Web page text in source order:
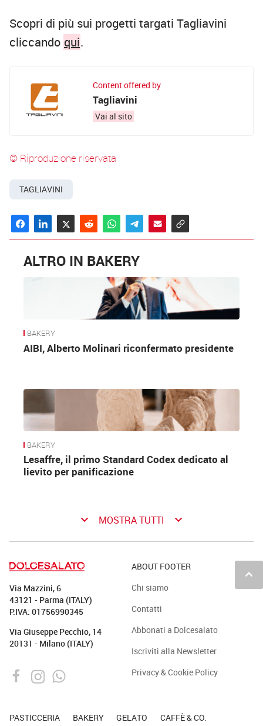
Scopri di più sui progetti targati Tagliavini
cliccando qui.
Content offered by
Tagliavini
Vai al sito
© Riproduzione riservata
TAGLIAVINI
ALTRO IN BAKERY
BAKERY
AIBI, Alberto Molinari riconfermato presidente
BAKERY
Lesaffre, il primo Standard Codex dedicato al
lievito per panificazione
keyboard_arrow_down MOSTRA TUTTI keyboard_arrow_down
keyboard_arrow_up
Via Mazzini, 6
43121 - Parma (ITALY)
P.IVA: 01756990345
Via Giuseppe Pecchio, 14
20131 - Milano (ITALY)
ABOUT FOOTER
Chi siamo
Contatti
Abbonati a Dolcesalato
Iscriviti alla Newsletter
Privacy & Cookie Policy
PASTICCERIA BAKERY GELATO CAFFÈ & CO.